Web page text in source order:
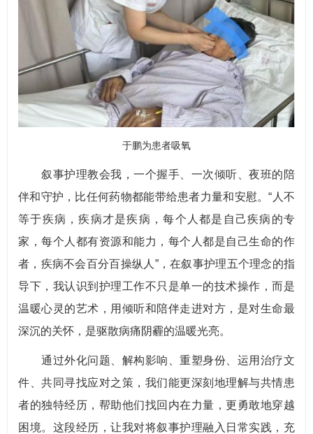
于鹏为患者吸氧
叙事护理教会我，一个握手、一次倾听、夜班的陪
伴和守护，比任何药物都能带给患者力量和安慰。“人不
等于疾病，疾病才是疾病，每个人都是自己疾病的专
家，每个人都有资源和能力，每个人都是自己生命的作
者，疾病不会百分百操纵人”，在叙事护理五个理念的指
导下，我认识到护理工作不只是单一的技术操作，而是
温暖心灵的艺术，用倾听和陪伴走进对方，是对生命最
深沉的关怀，是驱散病痛阴霾的温暖光亮。
通过外化问题、解构影响、重塑身份、运用治疗文
件、共同寻找应对之策，我们能更深刻地理解与共情患
者的独特经历，帮助他们找回内在力量，更勇敢地穿越
困境。这段经历，让我对将叙事护理融入日常实践，充